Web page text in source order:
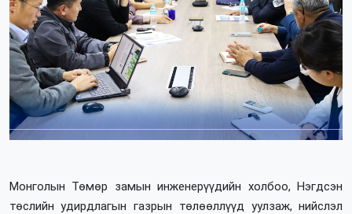
Монголын Төмөр замын инженерүүдийн холбоо, Нэгдсэн
төслийн удирдлагын газрын төлөөллүүд уулзаж, нийслэл